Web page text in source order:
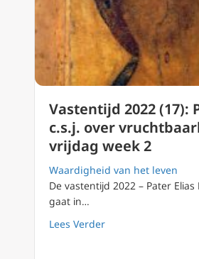
Vastentijd 2022 (17):
c.s.j. over
vrijdag week 2
Waardigheid van het leven
De vastentijd 2022 – Pater Elias
gaat in…
Lees Verderabout Vastentijd